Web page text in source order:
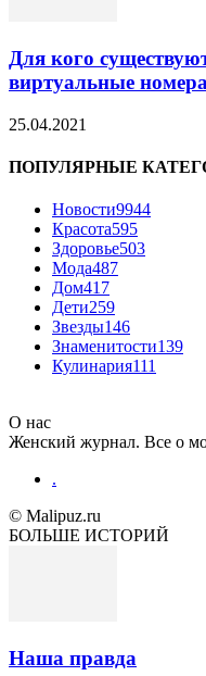
Для кого
виртуальные
25.04.2021
ПОПУЛЯРНЫЕ
Новости9944
Красота595
Здоровье503
Мода487
Дом417
Дети259
Звезды146
Знаменитости139
Кулинария111
О нас
Женский журнал. Все о
.
© Malipuz.ru
БОЛЬШЕ ИСТОРИЙ
Наша правда